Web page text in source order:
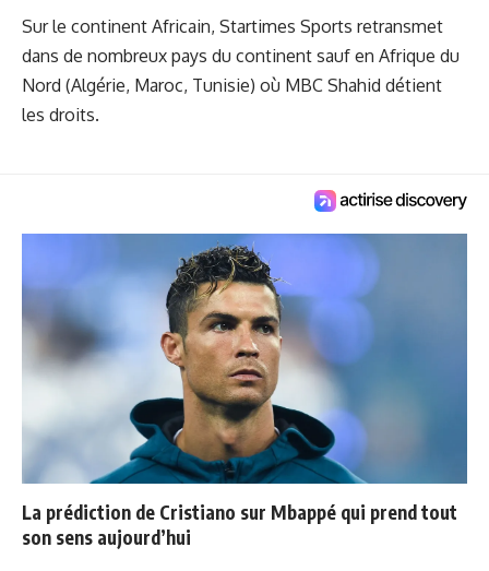
Sur le continent Africain, Startimes Sports retransmet
dans de nombreux pays du continent sauf en Afrique du
Nord (Algérie, Maroc, Tunisie) où MBC Shahid détient
les droits.
La prédiction de Cristiano sur Mbappé qui prend tout
son sens aujourd’hui